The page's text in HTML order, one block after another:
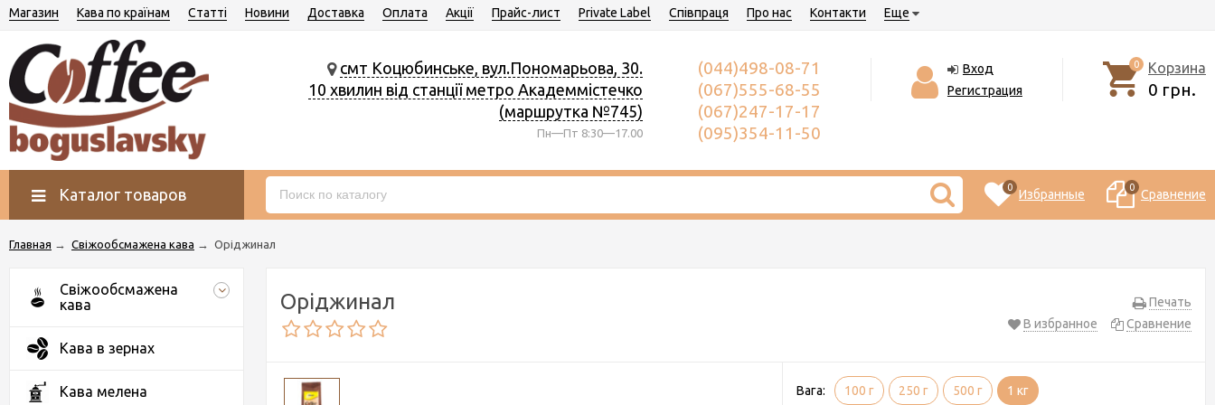
Магазин Кава по країнам Статті Новини Доставка Оплата Акції Прайс-лист Private Label Співпраця Про нас Контакти Еще
смт Коцюбинське, вул.Пономарьова, 30.
10 хвилин від станції метро Академмістечко
(маршрутка №745)
Пн—Пт 8:30—17.00
(044)498-08-71
(067)555-68-55
(067)247-17-17
(095)354-11-50
Вход
Регистрация
0 Корзина
0 грн.
Каталог товаров 0 Избранные 0 Сравнение
Главная → Свіжообсмажена кава → Оріджинал
Свіжообсмажена
кава
Кава в зернах
Кава мелена
Печать
Оріджинал
В избранное Сравнение
Вага: 100 г 250 г 500 г 1 кг